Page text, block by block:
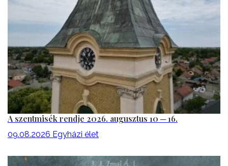
A szentmisék rendje 2026. augusztus 10 ─ 16.
09.08.2026 Egyházi élet